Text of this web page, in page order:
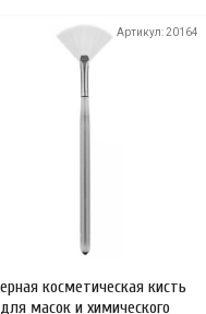
Артикул:20164
косметическая кисть
для масок и химического